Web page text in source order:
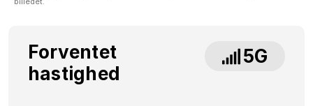
Forventet
hastighed
5G